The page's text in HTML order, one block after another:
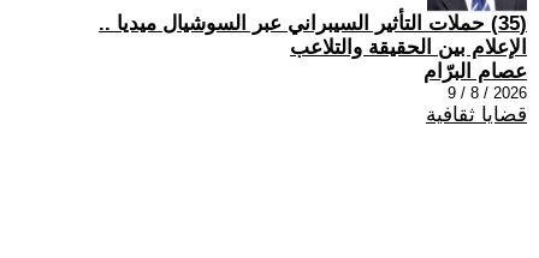
(35) حملات التأثير السيبراني عبر السوشيال ميديا ..
الإعلام بين الحقيقة والتلاعب
عصام البرّام
2026 / 8 / 9
قضايا ثقافية